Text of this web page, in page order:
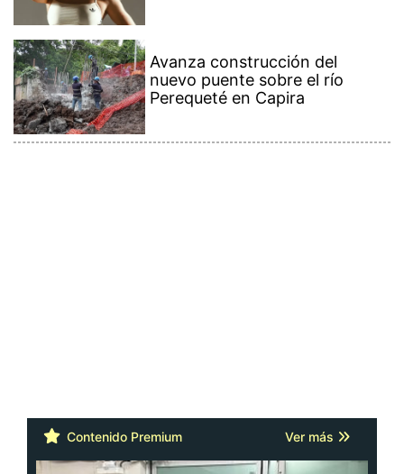
Avanza construcción del
nuevo puente sobre el río
Perequeté en Capira
Contenido Premium Ver más